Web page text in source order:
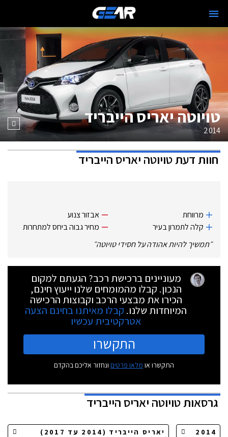
טויוטה יאריס הייבריד
2014
חוות דעתטויוטה יאריס הייבריד
מרווחת
קלה לתמרון בעיר
אבזור צנוע
מחיר גבוה ביחס למתחרות
״תמשיך להיות אהודה על חסידי טויוטה״
מעוניינים ברכישת רכב? הגעתם למקום
הנכון. קבלו מהמומחים שלנו ייעוץ חינם,
הכירו את מבצעי הרכב וקבוצות הרכישה
המיוחדות שלנו. קבלו מאיתנו בחינם הצעה
אטרקטיבית עכשיו
התקשרו
התקשרו או מלאו פרטים ונחזור אליכם בהקדם
גרסאותטויוטה יאריס הייבריד